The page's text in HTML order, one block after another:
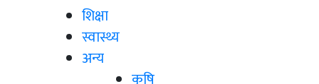
शिक्षा
स्वास्थ्य
अन्य